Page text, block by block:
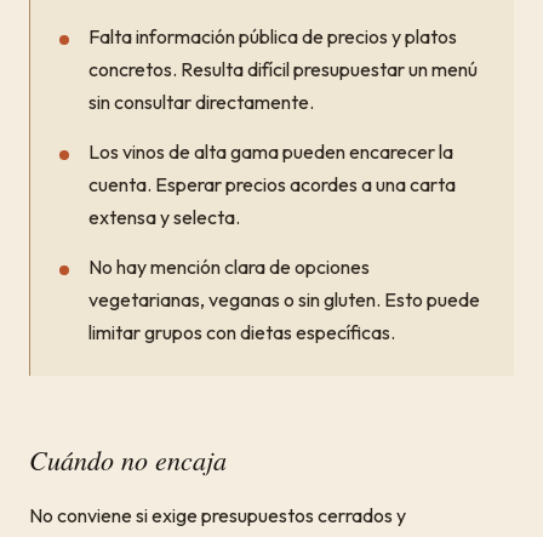
Falta información pública de precios y platos
concretos. Resulta difícil presupuestar un menú
sin consultar directamente.
Los vinos de alta gama pueden encarecer la
cuenta. Esperar precios acordes a una carta
extensa y selecta.
No hay mención clara de opciones
vegetarianas, veganas o sin gluten. Esto puede
limitar grupos con dietas específicas.
Cuándo no encaja
No conviene si exige presupuestos cerrados y